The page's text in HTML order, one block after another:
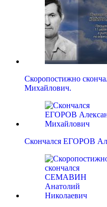
Скоропостижно
Михайлович.
Скончался ЕГОРОВ